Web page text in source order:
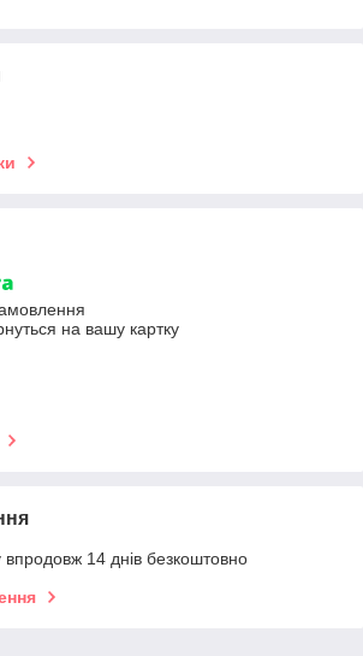
на вашу картку
14 днів безкоштовно